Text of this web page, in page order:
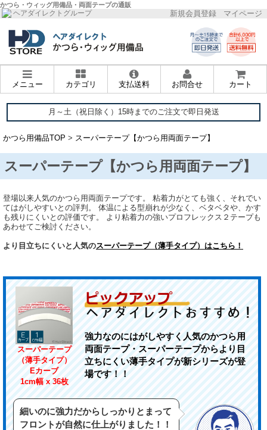
かつら・ウィッグ用備品・両面テープの通販
ヘアダイレクトグループ 新規会員登録 マイページ
メニュー カテゴリ 支払送料 お問合せ カート
月～土（祝日除く）15時までのご注文で即日発送
かつら用備品TOP > スーパーテープ【かつら用両面テープ】
スーパーテープ【かつら用両面テープ】
登場以来人気のかつら用両面テープです。 粘着力がとても強く、それでい
てはがしやすいとの評判。 体温による型崩れが少なく、ベタベタや、かす
も残りにくいとの評価です。 より粘着力の強いプロフレックス２テープも
あわせてご検討ください。
より目立ちにくいと人気のスーパーテープ（薄手タイプ）はこちら！
スーパーテープ
（薄手タイプ）
Eカーブ
1cm幅 x 36枚
強力なのにはがしやすく人気のかつら用
両面テープ・スーパーテープからより目
立ちにくい薄手タイプが新シリーズが登
場です！！
細いのに強力だからしっかりとまって
フロントが自然に仕上がりました！！